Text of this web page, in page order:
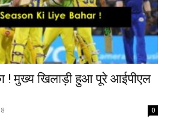
! मुख्य खिलाड़ी हुआ पूरे आईपीएल
0